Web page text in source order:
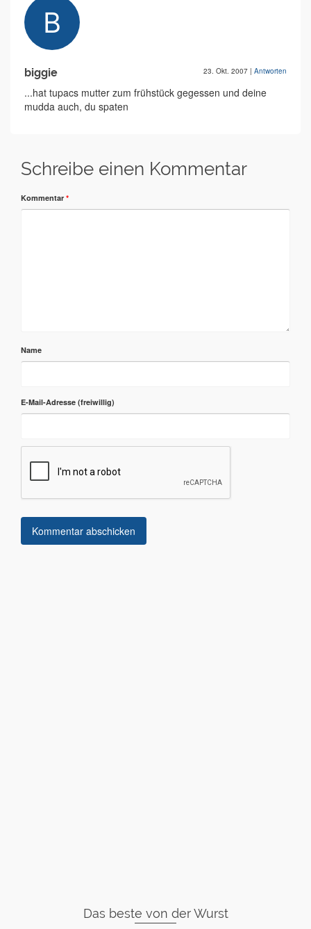
biggie 23. Okt. 2007 | Antworten
...hat tupacs mutter zum frühstück gegessen und deine
mudda auch, du spaten
Schreibe einen Kommentar
Kommentar *
Name
E-Mail-Adresse
Das beste von der Wurst